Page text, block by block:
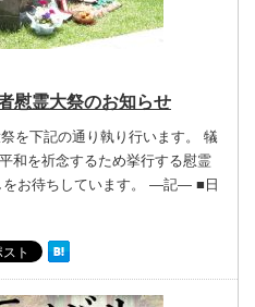
慰霊大祭のお知らせ
を下記の通り執り行います。 犠
和を祈念するため挙行する慰霊
をお待ちしています。 ―記― ■日